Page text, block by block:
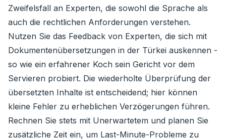
Zweifelsfall an Experten, die sowohl die Sprache als
auch die rechtlichen Anforderungen verstehen.
Nutzen Sie das Feedback von Experten, die sich mit
Dokumentenübersetzungen in der Türkei auskennen -
so wie ein erfahrener Koch sein Gericht vor dem
Servieren probiert. Die wiederholte Überprüfung der
übersetzten Inhalte ist entscheidend; hier können
kleine Fehler zu erheblichen Verzögerungen führen.
Rechnen Sie stets mit Unerwartetem und planen Sie
zusätzliche Zeit ein, um Last-Minute-Probleme zu